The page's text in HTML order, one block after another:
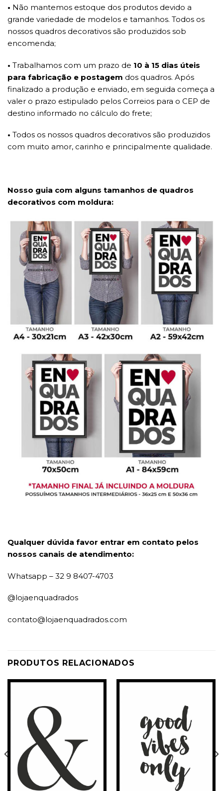
• Não mantemos estoque dos produtos devido a
grande variedade de modelos e tamanhos. Todos os
nossos quadros decorativos são produzidos sob
encomenda;
• Trabalhamos com um prazo de 10 à 15 dias úteis
para fabricação e postagem dos quadros. Após
finalizado a produção e enviado, em seguida começa a
valer o prazo estipulado pelos Correios para o CEP de
destino informado no cálculo do frete;
• Todos os nossos quadros decorativos são produzidos
com muito amor, carinho e principalmente qualidade.
Nosso guia com alguns tamanhos de quadros
decorativos com moldura:
Qualquer dúvida favor entrar em contato pelos
nossos canais de atendimento:
Whatsapp – 32 9 8407-4703
@lojaenquadrados
contato@lojaenquadrados.com
PRODUTOS RELACIONADOS
Adicionar
Adicionar